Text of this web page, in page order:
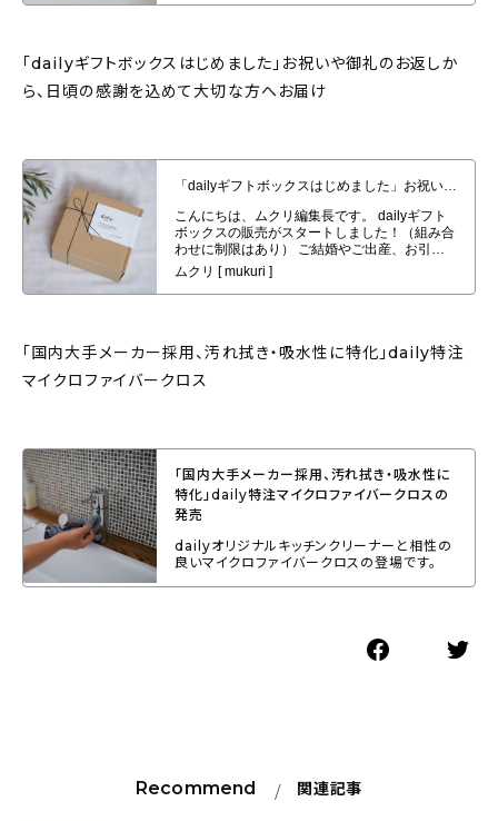
「dailyギフトボックスはじめました」お祝いや御礼のお返しか
ら、日頃の感謝を込めて大切な方へお届け
「dailyギフトボックスはじめました」お祝いや御礼のお返しから、日頃の感
謝を込めて大切な方へお届け
「国内大手メーカー採用、汚れ拭き・吸水性に特化」daily特注
マイクロファイバークロス
「国内大手メーカー採用、汚れ拭き・吸水性に
特化」daily特注マイクロファイバークロスの
発売
dailyオリジナルキッチンクリーナーと相性の
良いマイクロファイバークロスの登場です。
Recommend 関連記事